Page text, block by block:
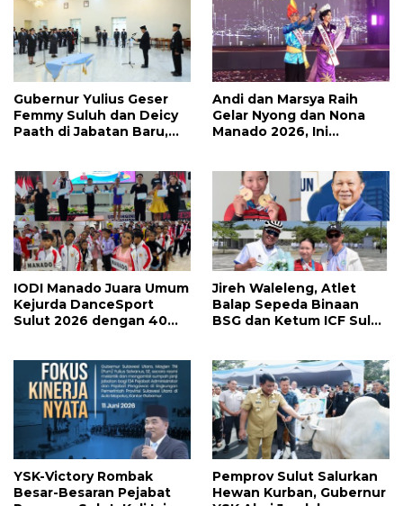
Gubernur Yulius Geser
Femmy Suluh dan Deicy
Paath di Jabatan Baru,
Andi dan Marsya Raih
Gelar Nyong dan Nona
Manado 2026, Ini
IODI Manado Juara Umum
Kejurda DanceSport
Sulut 2026 dengan 40
Menanti
Jireh Waleleng, Atlet
Balap Sepeda Binaan
BSG dan Ketum ICF Sulut
YSK-Victory Rombak
Besar-Besaran Pejabat
Pemprov Sulut Salurkan
Hewan Kurban, Gubernur